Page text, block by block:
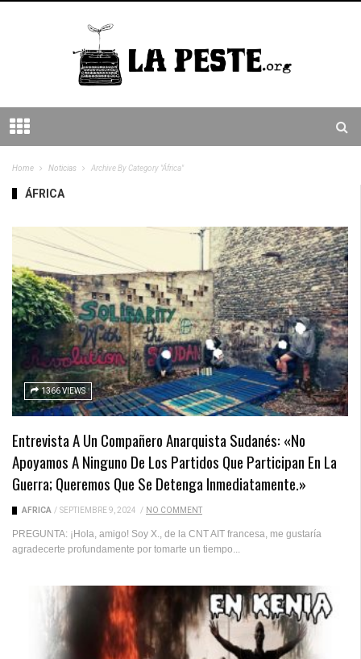
Home Noticias Archive By Category "África"
ÁFRICA
1366 VIEWS
Entrevista A Un Compañero Anarquista Sudanés: «No
Apoyamos A Ninguno De Los Partidos Que Participan En La
Guerra; Queremos Que Se Detenga Inmediatamente.»
ÁFRICA / SEPTIEMBRE 9, 2024 / NO COMMENT
PREGUNTA: ¡Hola, amigo! Soy X., de la CNT AIT francesa, me gustaría
agradecerte profundamente por tomarte un tiempo...